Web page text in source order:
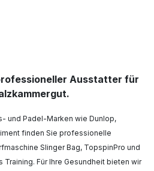
Ausstatter für
und Padel-Marken wie Dunlop,
finden Sie professionelle
Slinger Bag, TopspinPro und
Für Ihre Gesundheit bieten wir